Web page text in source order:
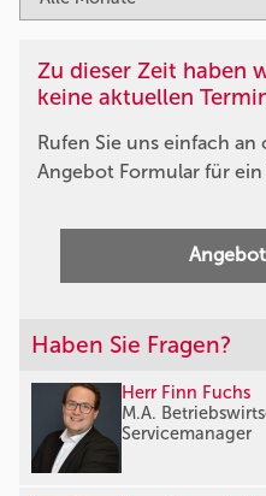
Zu dieser Zeit haben
keine aktuellen
Rufen Sie uns einfach an
Angebot Formular für
Haben Sie Fragen?
Herr Finn Fuchs
M.A.
Servicemanager